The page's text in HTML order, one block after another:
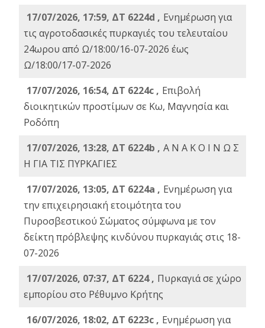
17/07/2026, 17:59, ΔΤ 6224d , Ενημέρωση για
τις αγροτοδασικές πυρκαγιές του τελευταίου
24ωρου από Ω/18:00/16-07-2026 έως
Ω/18:00/17-07-2026
17/07/2026, 16:54, ΔΤ 6224c , Επιβολή
διοικητικών προστίμων σε Κω, Μαγνησία και
Ροδόπη
17/07/2026, 13:28, ΔΤ 6224b , Α Ν Α Κ Ο Ι Ν Ω Σ
Η ΓΙΑ ΤΙΣ ΠΥΡΚΑΓΙΕΣ
17/07/2026, 13:05, ΔΤ 6224a , Ενημέρωση για
την επιχειρησιακή ετοιμότητα του
Πυροσβεστικού Σώματος σύμφωνα με τον
δείκτη πρόβλεψης κινδύνου πυρκαγιάς στις 18-
07-2026
17/07/2026, 07:37, ΔΤ 6224 , Πυρκαγιά σε χώρο
εμπορίου στο Ρέθυμνο Κρήτης
16/07/2026, 18:02, ΔΤ 6223c , Ενημέρωση για